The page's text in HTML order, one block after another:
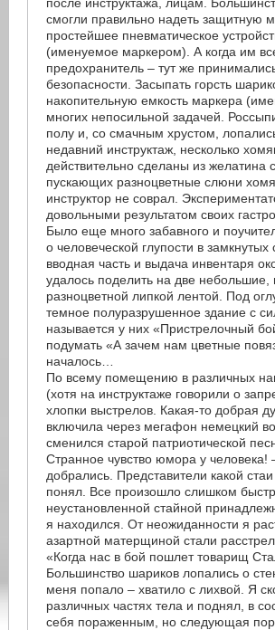
смогли правильно надеть защитную
простейшее пневматическое
(именуемое маркером). А когда им
предохранитель – тут же
безопасности. Засыпать горсть
накопительную емкость маркера
многих непосильной задачей.
полу и, со смачным хрустом,
недавний инструктаж, несколько
действительно сделаны из
пускающих разноцветные слюни
инструктор не соврал.
довольными результатом своих
Было еще много забавного и
о человеческой глупости в
вводная часть и выдача инвентаря
удалось поделить на две
разноцветной липкой лентой. Под
темное полуразрушенное здание с
называется у них «Пристрелочный
подумать «А зачем нам цветные
началось…
По всему помещению в различных
(хотя на инструктаже говорили о
хлопки выстрелов. Какая-то добрая
включила через мегафон немецкий
сменился старой патриотической
Странное чувство юмора у человека!
добрались. Представители какой
понял. Все произошло слишком
неустановленной стайной
я находился. От неожиданности я
азартной матерщиной стали
«Когда нас в бой пошлет товарищ
Большинство шариков лопались о
меня попало – хватило с лихвой. Я
различных частях тела и поднял, в
себя пораженным, но следующая